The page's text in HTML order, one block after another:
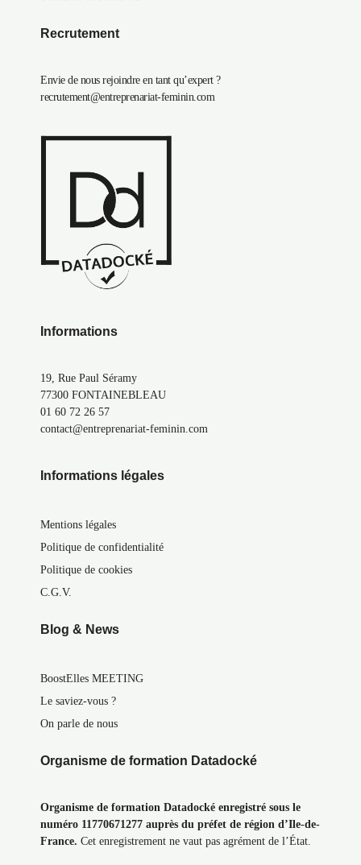
Recrutement
Envie de nous rejoindre en tant qu’expert ?
recrutement@entreprenariat-feminin.com
Informations
19, Rue Paul Séramy
77300 FONTAINEBLEAU
01 60 72 26 57
contact@entreprenariat-feminin.com
Informations légales
Mentions légales
Politique de confidentialité
Politique de cookies
C.G.V.
Blog & News
BoostElles MEETING
Le saviez-vous ?
On parle de nous
Organisme de formation Datadocké
Organisme de formation Datadocké enregistré sous le
numéro 11770671277 auprès du préfet de région d’Ile-de-
France. Cet enregistrement ne vaut pas agrément de l’État.